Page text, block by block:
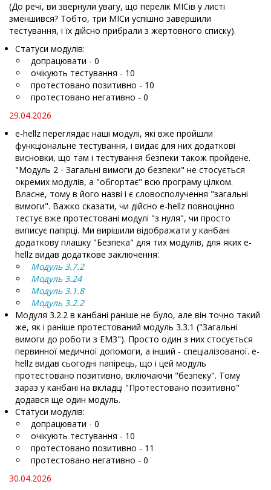
(До речі, ви звернули увагу, що перелік МІСів у листі
зменшився? Тобто, три МІСи успішно завершили
тестування, і їх дійсно прибрали з жертовного списку).
Статуси модулів:
допрацювати - 0
очікують тестування - 10
протестовано позитивно - 10
протестовано негативно - 0
29.04.2026
e-hellz переглядає наші модулі, які вже пройшли
функціональне тестування, і видає для них додаткові
висновки, що там і тестування безпеки також пройдене.
"Модуль 2 - Загальні вимоги до безпеки" не стосується
окремих модулів, а "обгортає" всю програму цілком.
Власне, тому в його назві і є словосполучення "загальні
вимоги". Важко сказати, чи дійсно e-hellz повноцінно
тестує вже протестовані модулі "з нуля", чи просто
виписує папірці. Ми вирішили відображати у канбані
додаткову плашку "Безпека" для тих модулів, для яких e-
hellz видав додаткове заключення:
Модуль 3.7.2
Модуль 3.24
Модуль 3.1.8
Модуль 3.2.2
Модуля 3.2.2 в канбані раніше не було, але він точно такий
же, як і раніше протестований модуль 3.3.1 ("Загальні
вимоги до роботи з ЕМЗ"). Просто один з них стосується
первинної медичної допомоги, а інший - спеціалізованої. e-
hellz видав сьогодні папірець, що і цей модуль
протестовано позитивно, включаючи "безпеку". Тому
зараз у канбані на вкладці "Протестовано позитивно"
додався ще один модуль.
Статуси модулів:
допрацювати - 0
очікують тестування - 10
протестовано позитивно - 11
протестовано негативно - 0
30.04.2026